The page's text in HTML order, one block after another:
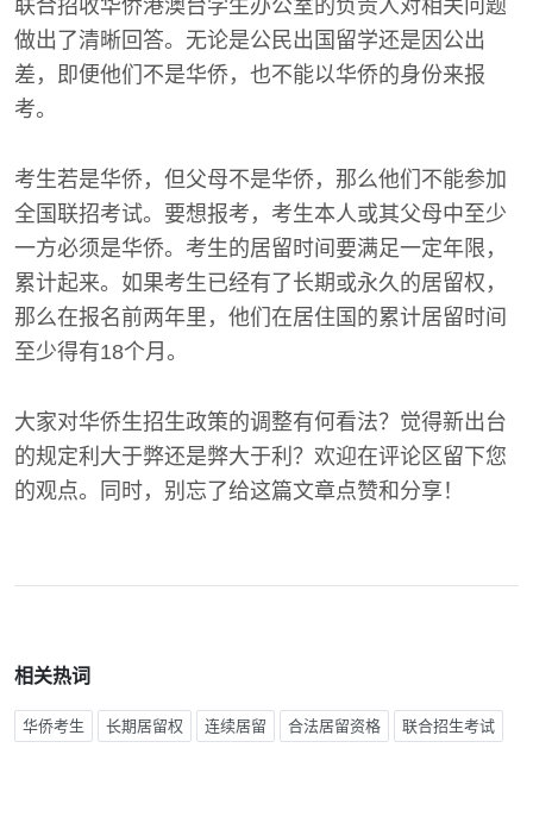
联合招收华侨港澳台学生办公室的负责人对相关问题
做出了清晰回答。无论是公民出国留学还是因公出
差，即便他们不是华侨，也不能以华侨的身份来报
考。
考生若是华侨，但父母不是华侨，那么他们不能参加
全国联招考试。要想报考，考生本人或其父母中至少
一方必须是华侨。考生的居留时间要满足一定年限，
累计起来。如果考生已经有了长期或永久的居留权，
那么在报名前两年里，他们在居住国的累计居留时间
至少得有18个月。
大家对华侨生招生政策的调整有何看法？觉得新出台
的规定利大于弊还是弊大于利？欢迎在评论区留下您
的观点。同时，别忘了给这篇文章点赞和分享！
相关热词
华侨考生 长期居留权 连续居留 合法居留资格 联合招生考试